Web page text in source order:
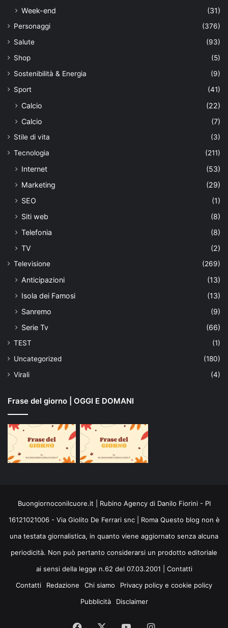
Week-end
(31)
Personaggi
(376)
Salute
(93)
Shop
(5)
Sostenibilità & Energia
(9)
Sport
(41)
Calcio
(22)
Calcio
(7)
Stile di vita
(3)
Tecnologia
(211)
Internet
(53)
Marketing
(29)
SEO
(1)
Siti web
(8)
Telefonia
(8)
TV
(2)
Televisione (269)
Anticipazioni
(13)
Isola dei Famosi
(13)
Sanremo
(9)
Serie Tv
(66)
TEST
(1)
Uncategorized
(180)
Virali
(4)
Frase del giorno | OGGI E DOMANI
Buongiornoconilcuore.it | Rubino Agency di Danilo Fiorini - PI
16121021006 - Via Giolito De Ferrari snc | Roma Questo blog non è
una testata giornalistica, in quanto viene aggiornato senza alcuna
periodicità. Non può pertanto considerarsi un prodotto editoriale
ai sensi della legge n.62 del 07.03.2001 | Contatti
Contatti
Redazione Chi siamo
Privacy policy e cookie policy
Pubblicità
Disclaimer